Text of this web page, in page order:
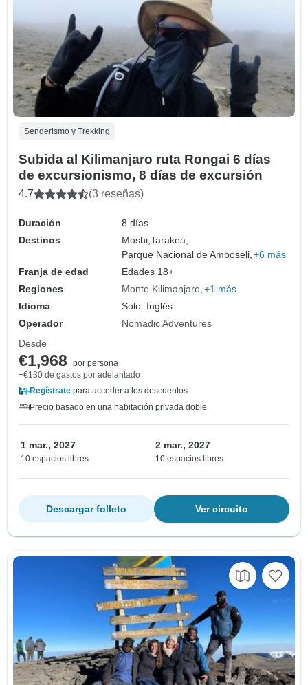
Senderismo y Trekking
Subida al Kilimanjaro ruta Rongai 6 días
de excursionismo, 8 días de excursión
4.7 (3 reseñas)
Duración
8 días
Destinos
Moshi,Tarakea,
Parque Nacional de Amboseli, +6 más
Franja de edad
Edades 18+
Regiones
Monte Kilimanjaro +1 más
Idioma
Solo: Inglés
Operador
Nomadic Adventures
Desde
€1,968
por persona
+€130 de gastos por adelantado
Regístrate para acceder a los descuentos
Precio basado en una habitación privada doble
1 mar., 2027
10 espacios libres
2 mar., 2027
10 espacios libres
Ver circuito
Descargar folleto